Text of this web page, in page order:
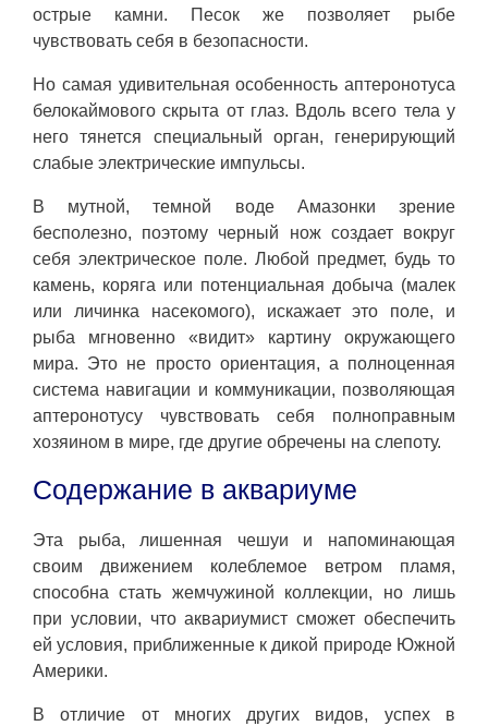
острые камни. Песок же позволяет рыбе
чувствовать себя в безопасности.
Но самая удивительная особенность аптеронотуса
белокаймового скрыта от глаз. Вдоль всего тела у
него тянется специальный орган, генерирующий
слабые электрические импульсы.
В мутной, темной воде Амазонки зрение
бесполезно, поэтому черный нож создает вокруг
себя электрическое поле. Любой предмет, будь то
камень, коряга или потенциальная добыча (малек
или личинка насекомого), искажает это поле, и
рыба мгновенно «видит» картину окружающего
мира. Это не просто ориентация, а полноценная
система навигации и коммуникации, позволяющая
аптеронотусу чувствовать себя полноправным
хозяином в мире, где другие обречены на слепоту.
Содержание в аквариуме
Эта рыба, лишенная чешуи и напоминающая
своим движением колеблемое ветром пламя,
способна стать жемчужиной коллекции, но лишь
при условии, что аквариумист сможет обеспечить
ей условия, приближенные к дикой природе Южной
Америки.
В отличие от многих других видов, успех в